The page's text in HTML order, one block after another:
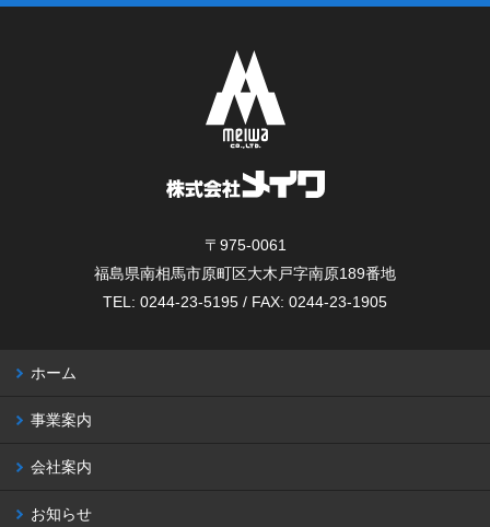
〒975-0061
福島県南相馬市原町区大木戸字南原189番地
TEL: 0244-23-5195 / FAX: 0244-23-1905
ホーム
事業案内
会社案内
お知らせ